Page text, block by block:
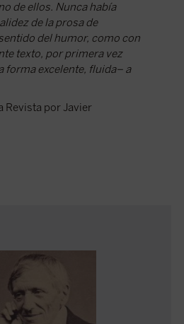
de ellos. Nunca había
de la prosa de
del humor, como con
texto, por primera vez
forma excelente, fluida– a
Revista por Javier